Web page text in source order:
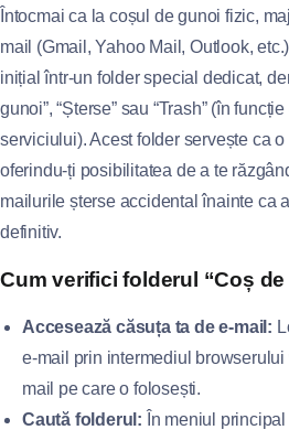
Întocmai ca la coșul de gunoi fizic,
mail (Gmail, Yahoo Mail, Outlook,
inițial într-un folder special dedicat,
gunoi”, “Șterse” sau “Trash” (în
serviciului). Acest folder servește ca
oferindu-ți posibilitatea de a te
mailurile șterse accidental înainte ca
definitiv.
Cum verifici folderul “Coș
Accesează căsuța ta de e-mail:
e-mail prin intermediul
mail pe care o folosești.
Caută folderul: În meniul